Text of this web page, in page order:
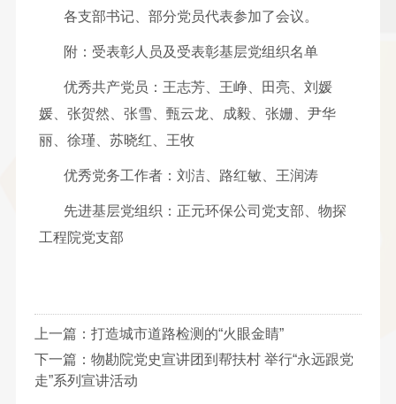
各支部书记、部分党员代表参加了会议。
附：受表彰人员及受表彰基层党组织名单
优秀共产党员：王志芳、王峥、田亮、刘媛
媛、张贺然、张雪、甄云龙、成毅、张姗、尹华
丽、徐瑾、苏晓红、王牧
优秀党务工作者：刘洁、路红敏、王润涛
先进基层党组织：正元环保公司党支部、物探
工程院党支部
上一篇： 打造城市道路检测的“火眼金睛”
下一篇： 物勘院党史宣讲团到帮扶村 举行“永远跟党
走”系列宣讲活动